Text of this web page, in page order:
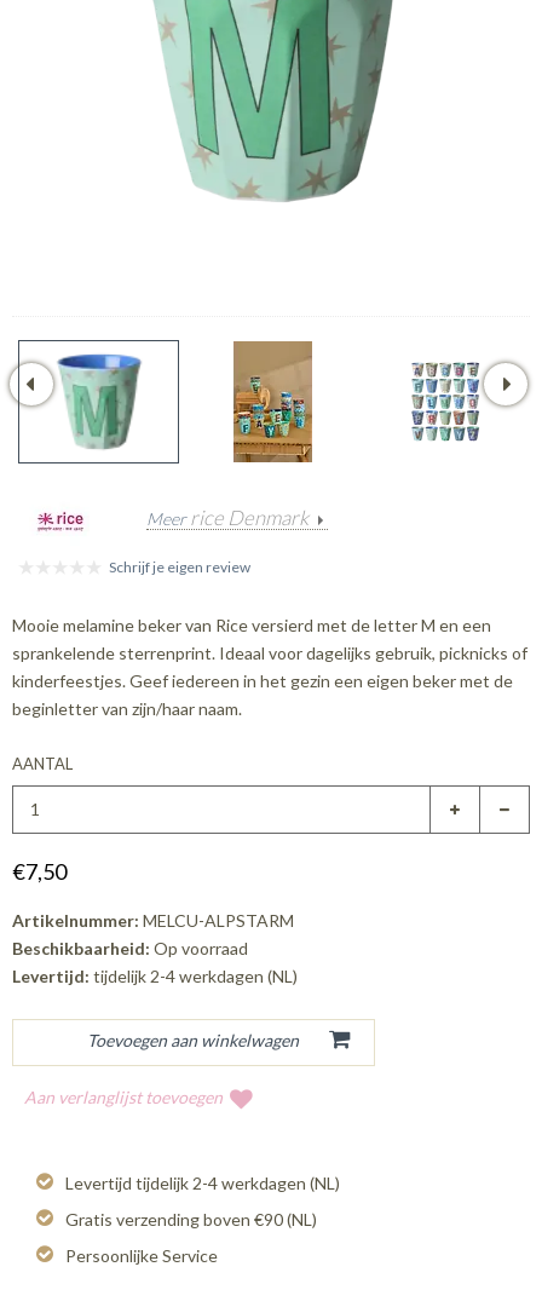
Meerrice Denmark
Schrijf je eigen review
Mooie melamine beker van Rice versierd met de letter M en een
sprankelende sterrenprint. Ideaal voor dagelijks gebruik, picknicks of
kinderfeestjes. Geef iedereen in het gezin een eigen beker met de
beginletter van zijn/haar naam.
AANTAL
€7,50
Artikelnummer: MELCU-ALPSTARM
Beschikbaarheid: Op voorraad
Levertijd: tijdelijk 2-4 werkdagen (NL)
Aan verlanglijst toevoegen
Levertijd tijdelijk 2-4 werkdagen (NL)
Gratis verzending boven €90 (NL)
Persoonlijke Service